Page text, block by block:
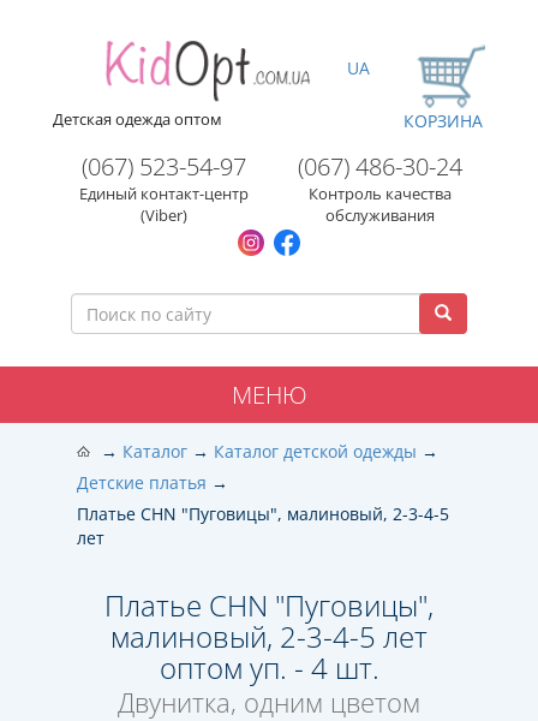
Детская одежда оптом
(067) 523-54-97
Единый контакт-центр
(Viber)
(067) 486-30-24
Контроль качества
обслуживания
UA
КОРЗИНА
МЕНЮ
Каталог
Каталог детской одежды
Детские платья
Платье CHN "Пуговицы", малиновый, 2-3-4-5
лет
Платье CHN "Пуговицы",
малиновый, 2-3-4-5 лет
оптом уп. - 4 шт.
Двунитка, одним цветом